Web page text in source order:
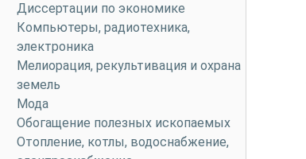
Диссертации по экономике
Компьютеры, радиотехника,
электроника
Мелиорация, рекультивация и охрана
земель
Мода
Обогащение полезных ископаемых
Отопление, котлы, водоснабжение,